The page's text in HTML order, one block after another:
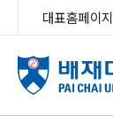
대표홈페이지